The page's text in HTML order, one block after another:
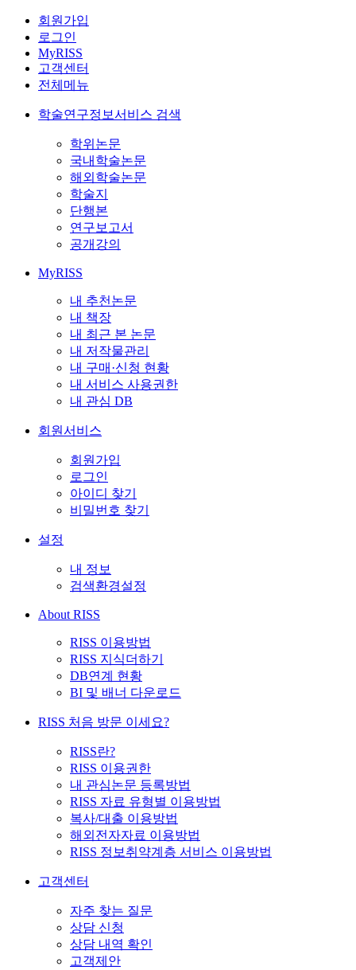
회원가입
로그인
MyRISS
고객센터
전체메뉴
학술연구정보서비스 검색
학위논문
국내학술논문
해외학술논문
학술지
단행본
연구보고서
공개강의
MyRISS
내 추천논문
내 책장
내 최근 본 논문
내 저작물관리
내 구매·신청 현황
내 서비스 사용권한
내 관심 DB
회원서비스
회원가입
로그인
아이디 찾기
비밀번호 찾기
설정
내 정보
검색환경설정
About RISS
RISS 이용방법
RISS 지식더하기
DB연계 현황
BI 및 배너 다운로드
RISS 처음 방문 이세요?
RISS란?
RISS 이용권한
내 관심논문 등록방법
RISS 자료 유형별 이용방법
복사/대출 이용방법
해외전자자료 이용방법
RISS 정보취약계층 서비스 이용방법
고객센터
자주 찾는 질문
상담 신청
상담 내역 확인
고객제안